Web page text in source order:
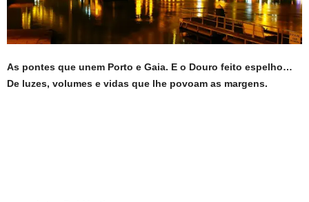
As pontes que unem Porto e Gaia. E o Douro feito espelho…
De luzes, volumes e vidas que lhe povoam as margens.